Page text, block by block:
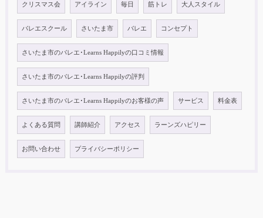
クリスマス会 アイライン 毎日 筋トレ 大人スタイル
バレエスクール さいたま市 バレエ コンセプト
さいたま市のバレエ･Learns Happilyの口コミ情報
さいたま市のバレエ･Learns Happilyの評判
さいたま市のバレエ･Learns Happilyのお客様の声 サービス 料金表
よくある質問 講師紹介 アクセス ラーンズハピリー
お問い合わせ プライバシーポリシー